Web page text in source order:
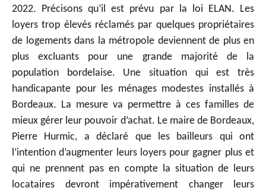
2022. Précisons qu’il est prévu par la loi ELAN. Les
loyers trop élevés réclamés par quelques propriétaires
de logements dans la métropole deviennent de plus en
plus excluants pour une grande majorité de la
population bordelaise. Une situation qui est très
handicapante pour les ménages modestes installés à
Bordeaux. La mesure va permettre à ces familles de
mieux gérer leur pouvoir d’achat. Le maire de Bordeaux,
Pierre Hurmic, a déclaré que les bailleurs qui ont
l’intention d’augmenter leurs loyers pour gagner plus et
qui ne prennent pas en compte la situation de leurs
locataires devront impérativement changer leurs